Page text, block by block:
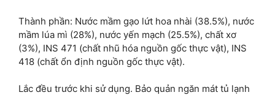
là:
₫ 20.000.
tại
là:
₫ 19.000.
Thành phần: Nước mầm gạo lứt hoa nhài (38.5%), nước
mầm lúa mì (28%), nước yến mạch (25.5%), chất xơ
(3%), INS 471 (chất nhũ hóa nguồn gốc thực vật), INS
418 (chất ổn định nguồn gốc thực vật).
Lắc đều trước khi sử dụng. Bảo quản ngăn mát tủ lạnh